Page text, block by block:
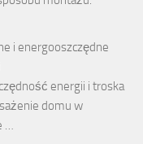
i energooszczędne
energii i troska
domu w